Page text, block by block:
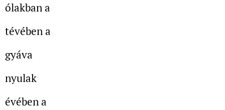
ólakban a
tévében a
gyáva
nyulak
évében a